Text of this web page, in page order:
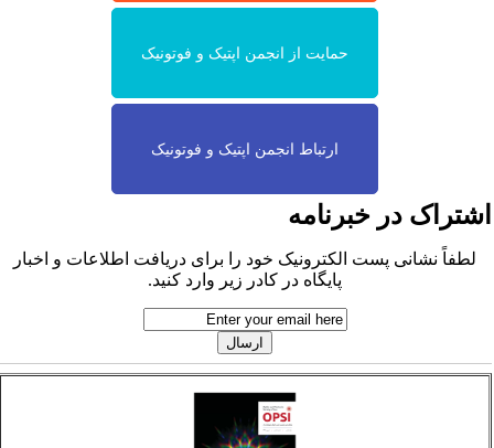
حمایت از انجمن اپتیک و فوتونیک
ارتباط انجمن اپتیک و فوتونیک
در خبرنامه
لطفاً نشانی پست الکترونیک خود را برای دریافت اطلاعات و اخبار
پایگاه در کادر زیر وارد کنید.